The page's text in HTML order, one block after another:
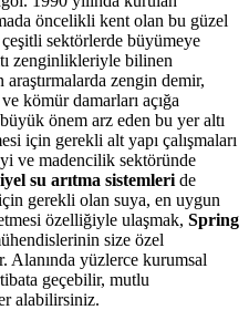
öncelikli kent olan bu güzel
sektörlerde büyümeye
zenginlikleriyle bilinen
zengin demir,
kömür damarları açığa
önem arz eden bu yer altı
için gerekli alt yapı çalışmaları
ve madencilik sektöründe
su arıtma sistemleri de
gerekli olan suya, en uygun
özelliğiyle ulaşmak, Spring
size özel
Alanında yüzlerce kurumsal
geçebilir, mutlu
alabilirsiniz.